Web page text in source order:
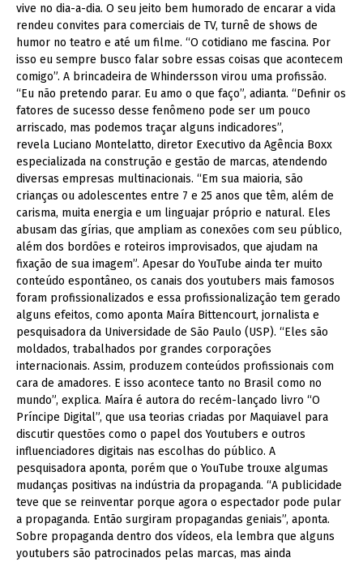
vive no dia-a-dia. O seu jeito bem humorado de encarar a vida
rendeu convites para comerciais de TV, turnê de shows de
humor no teatro e até um filme. “O cotidiano me fascina. Por
isso eu sempre busco falar sobre essas coisas que acontecem
comigo”. A brincadeira de Whindersson virou uma profissão.
“Eu não pretendo parar. Eu amo o que faço”, adianta. “Definir os
fatores de sucesso desse fenômeno pode ser um pouco
arriscado, mas podemos traçar alguns indicadores”,
revela Luciano Montelatto, diretor Executivo da Agência Boxx
especializada na construção e gestão de marcas, atendendo
diversas empresas multinacionais. “Em sua maioria, são
crianças ou adolescentes entre 7 e 25 anos que têm, além de
carisma, muita energia e um linguajar próprio e natural. Eles
abusam das gírias, que ampliam as conexões com seu público,
além dos bordões e roteiros improvisados, que ajudam na
fixação de sua imagem”. Apesar do YouTube ainda ter muito
conteúdo espontâneo, os canais dos youtubers mais famosos
foram profissionalizados e essa profissionalização tem gerado
alguns efeitos, como aponta Maíra Bittencourt, jornalista e
pesquisadora da Universidade de São Paulo (USP). “Eles são
moldados, trabalhados por grandes corporações
internacionais. Assim, produzem conteúdos profissionais com
cara de amadores. E isso acontece tanto no Brasil como no
mundo”, explica. Maíra é autora do recém-lançado livro “O
Príncipe Digital”, que usa teorias criadas por Maquiavel para
discutir questões como o papel dos Youtubers e outros
influenciadores digitais nas escolhas do público. A
pesquisadora aponta, porém que o YouTube trouxe algumas
mudanças positivas na indústria da propaganda. “A publicidade
teve que se reinventar porque agora o espectador pode pular
a propaganda. Então surgiram propagandas geniais”, aponta.
Sobre propaganda dentro dos vídeos, ela lembra que alguns
youtubers são patrocinados pelas marcas, mas ainda